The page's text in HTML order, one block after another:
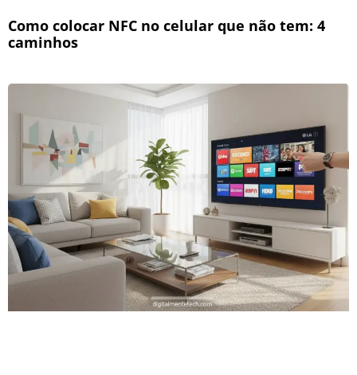
Como colocar NFC no celular que não tem: 4
caminhos